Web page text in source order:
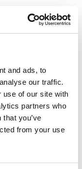
and ads, to
our traffic.
use of our site with
partners who
you’ve
from your use
de nuestra filosofía.
de ascensores de
400
. Estos nuevos
ahorrar hasta50
de un
que también reduce